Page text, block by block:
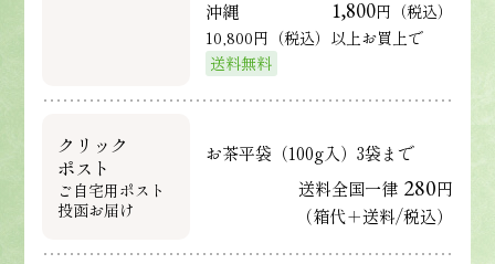
沖縄 1,800円（税込）
10,800円（税込）以上お買上で
送料無料
クリック
ポスト
ご自宅用ポスト
投函お届け
お茶平袋（100g入）3袋まで
送料全国一律 280円
（箱代＋送料/税込）